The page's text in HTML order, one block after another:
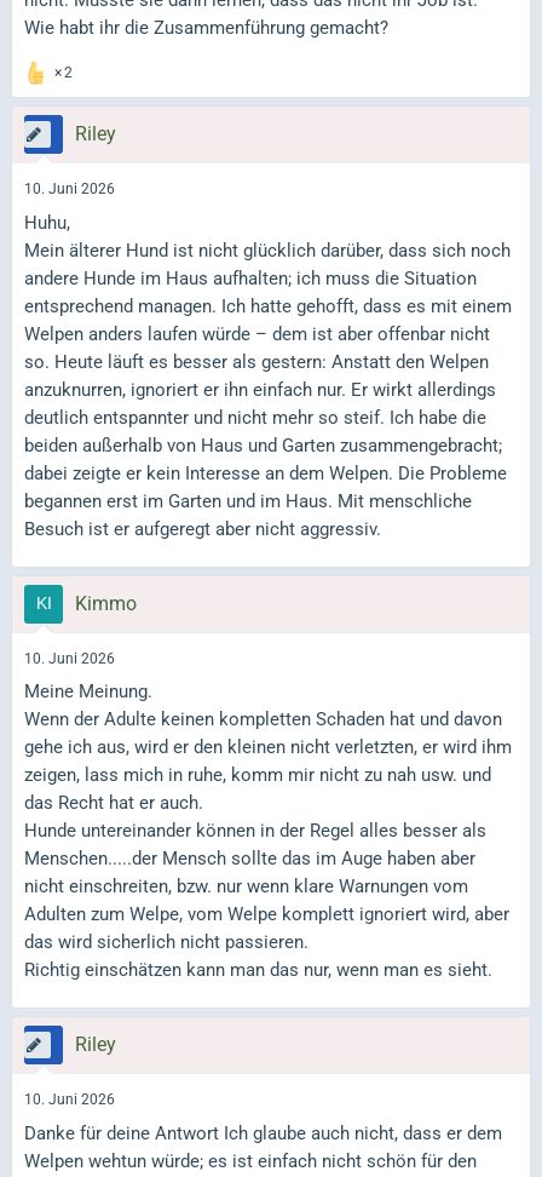
Wie habt ihr die Zusammenführung gemacht?
2
Riley
10. Juni 2026
Huhu,
Mein älterer Hund ist nicht glücklich darüber, dass sich noch
andere Hunde im Haus aufhalten; ich muss die Situation
entsprechend managen. Ich hatte gehofft, dass es mit einem
Welpen anders laufen würde – dem ist aber offenbar nicht
so. Heute läuft es besser als gestern: Anstatt den Welpen
anzuknurren, ignoriert er ihn einfach nur. Er wirkt allerdings
deutlich entspannter und nicht mehr so steif. Ich habe die
beiden außerhalb von Haus und Garten zusammengebracht;
dabei zeigte er kein Interesse an dem Welpen. Die Probleme
begannen erst im Garten und im Haus. Mit menschliche
Besuch ist er aufgeregt aber nicht aggressiv.
Kimmo
10. Juni 2026
Meine Meinung.
Wenn der Adulte keinen kompletten Schaden hat und davon
gehe ich aus, wird er den kleinen nicht verletzten, er wird ihm
zeigen, lass mich in ruhe, komm mir nicht zu nah usw. und
das Recht hat er auch.
Hunde untereinander können in der Regel alles besser als
Menschen.....der Mensch sollte das im Auge haben aber
nicht einschreiten, bzw. nur wenn klare Warnungen vom
Adulten zum Welpe, vom Welpe komplett ignoriert wird, aber
das wird sicherlich nicht passieren.
Richtig einschätzen kann man das nur, wenn man es sieht.
Riley
10. Juni 2026
Danke für deine Antwort Ich glaube auch nicht, dass er dem
Welpen wehtun würde; es ist einfach nicht schön für den